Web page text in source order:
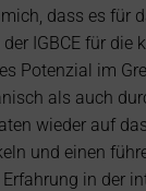
dass es für
IGBCE für die
Potenzial im
als auch
wieder auf
und einen
in der